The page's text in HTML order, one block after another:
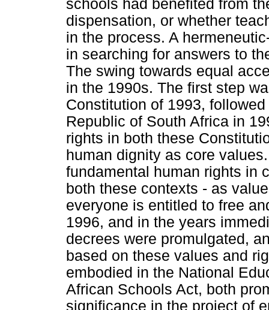
schools had benefited from
dispensation, or whether
in the process. A
in searching for answers to
The swing towards equal
in the 1990s. The first step
Constitution of 1993,
Republic of South Africa in
rights in both these
human dignity as core
fundamental human rights in
both these contexts - as
everyone is entitled to free
1996, and in the years
decrees were promulgated,
based on these values and
embodied in the National
African Schools Act, both
significance in the project of